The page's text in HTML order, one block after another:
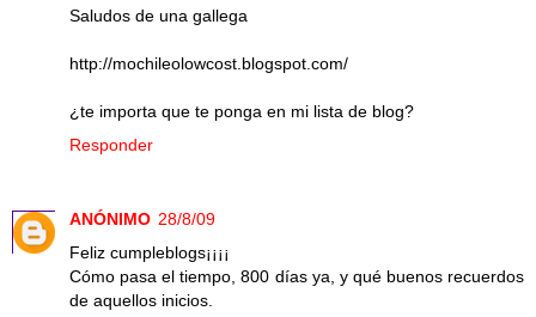
Saludos de una gallega
http://mochileolowcost.blogspot.com/
¿te importa que te ponga en mi lista de blog?
Responder
ANÓNIMO 28/8/09
Feliz cumpleblogs¡¡¡¡
Cómo pasa el tiempo, 800 días ya, y qué buenos recuerdos
de aquellos inicios.